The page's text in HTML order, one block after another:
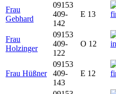
Frau
Gebhard
09153
409-
142
E 13
Frau
Holzinger
09153
409-
122
O 12
Frau Hüßner
09153
409-
143
E 12